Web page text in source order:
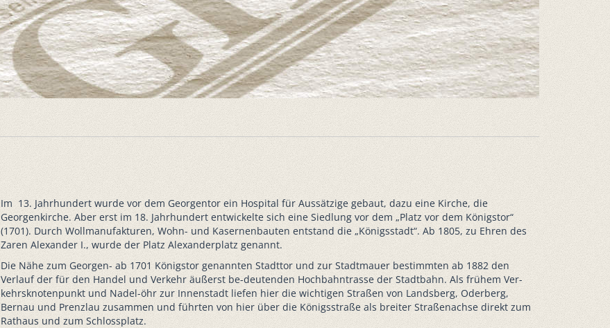
Im 13. Jahrhundert wurde vor dem Georgentor ein Hospital für Aussätzige gebaut, dazu eine Kirche, die
Georgenkirche. Aber erst im 18. Jahrhundert entwickelte sich eine Siedlung vor dem „Platz vor dem Königstor“
(1701). Durch Wollmanufakturen, Wohn- und Kasernenbauten entstand die „Königsstadt“. Ab 1805, zu Ehren des
Zaren Alexander I., wurde der Platz Alexanderplatz genannt.
Die Nähe zum Georgen- ab 1701 Königstor genannten Stadttor und zur Stadtmauer bestimmten ab 1882 den
Verlauf der für den Handel und Verkehr äußerst be-deutenden Hochbahntrasse der Stadtbahn. Als frühem Ver-
kehrsknotenpunkt und Nadel-öhr zur Innenstadt liefen hier die wichtigen Straßen von Landsberg, Oderberg,
Bernau und Prenzlau zusammen und führten von hier über die Königsstraße als breiter Straßenachse direkt zum
Rathaus und zum Schlossplatz.